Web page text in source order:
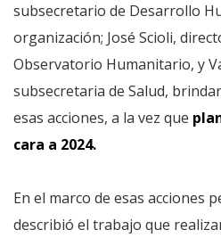
subsecretario de Desarrollo
organización; José Scioli,
Observatorio Humanitario, y
subsecretaria de Salud,
esas acciones, a la vez que
cara a 2024.
En el marco de esas acciones
describió el trabajo que